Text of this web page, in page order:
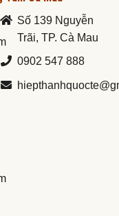
Số 139 Nguyễn
Trãi, TP. Cà Mau
0902 547 888